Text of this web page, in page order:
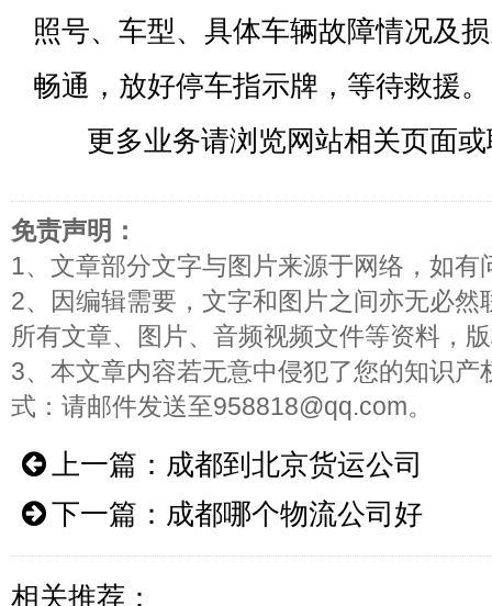
照号、车型、具体车辆故障情况及
畅通，放好停车指示牌，等待救援。
更多业务请浏览网站相关页
免责声明：
1、文章部分文字与图片来源于网络，如有
2、因编辑需要，文字和图片之间亦无必
所有文章、图片、音频视频文件等资料，
3、本文章内容若无意中侵犯了您的知识
式：请邮件发送至958818@qq.com。
上一篇： 成都到北京货运公司
下一篇： 成都哪个物流公司好
相关推荐：